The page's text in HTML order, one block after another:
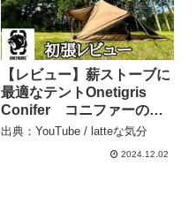
【レビュー】薪ストーブに
最適なテントOnetigris
Conifer コニファーの楽
しみ方 – latteな気分
出典：YouTube / latteな気分
2024.12.02